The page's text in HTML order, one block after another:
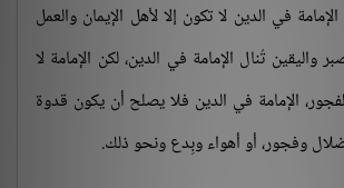
في الدين لا تكون إلا لأهل الإيمان والعمل
واليقين تُنال الإمامة في الدين، لكن الإمامة لا
الإمامة في الدين فلا يصلح أن يكون قدوة
وفجور، أو أهواء وبِدع ونحو ذلك.